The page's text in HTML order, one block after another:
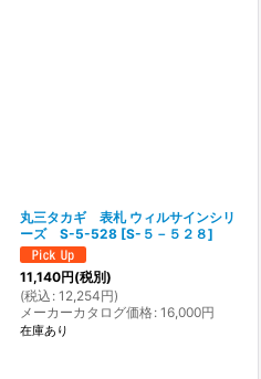
丸三タカギ 表札 ウィルサインシリ
ーズ S-5-528 [S-５－５２８]
11,140円(税別)
(税込 : 12,254円)
メーカーカタログ価格: 16,000円
在庫あり